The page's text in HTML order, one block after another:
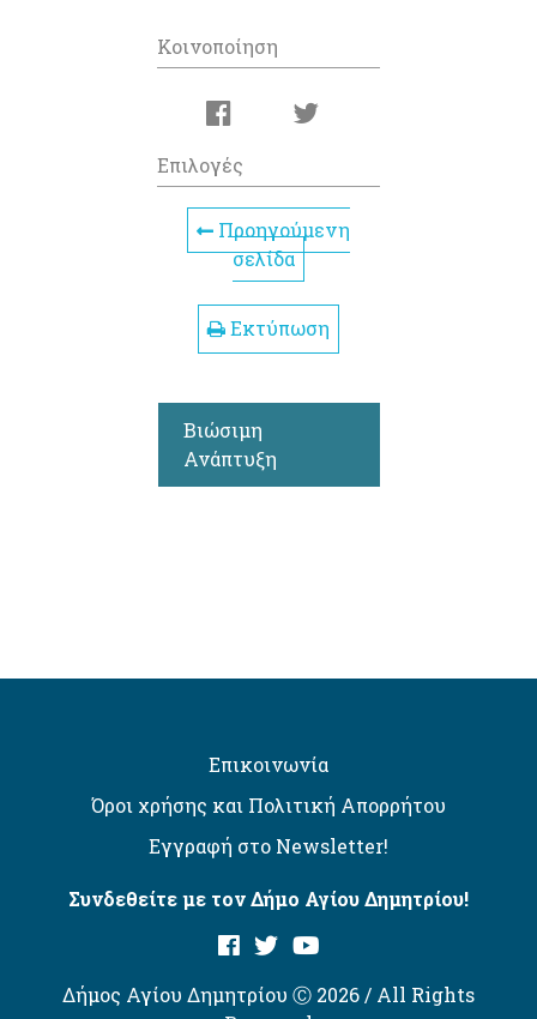
Κοινοποίηση
Επιλογές
Προηγούμενη
σελίδα
Εκτύπωση
Βιώσιμη
Ανάπτυξη
Επικοινωνία
Όροι χρήσης και Πολιτική Απορρήτου
Εγγραφή στο Newsletter!
Συνδεθείτε με τον Δήμο Αγίου Δημητρίου!
Δήμος Αγίου Δημητρίου Ⓒ 2026 / All Rights